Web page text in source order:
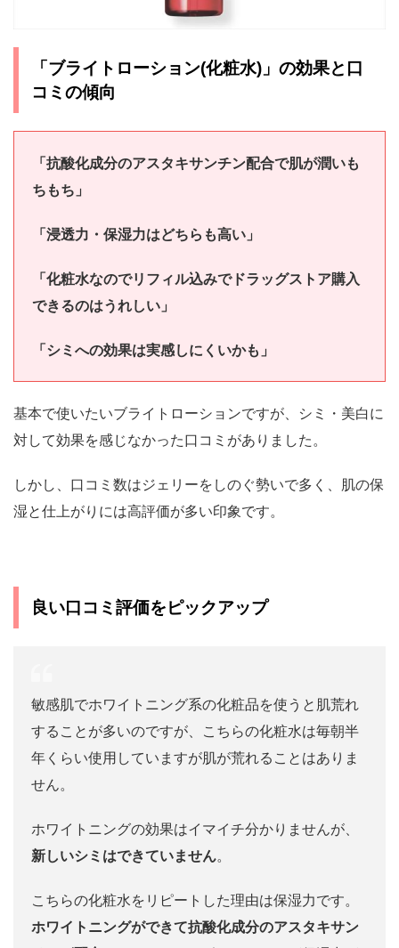
「ブライトローション(化粧水)」の効果と口
コミの傾向
「抗酸化成分のアスタキサンチン配合で肌が潤いも
ちもち」
「浸透力・保湿力はどちらも高い」
「化粧水なのでリフィル込みでドラッグストア購入
できるのはうれしい」
「シミへの効果は実感しにくいかも」
基本で使いたいブライトローションですが、シミ・美白に
対して効果を感じなかった口コミがありました。
しかし、口コミ数はジェリーをしのぐ勢いで多く、肌の保
湿と仕上がりには高評価が多い印象です。
良い口コミ評価をピックアップ
敏感肌でホワイトニング系の化粧品を使うと肌荒れ
することが多いのですが、こちらの化粧水は毎朝半
年くらい使用していますが肌が荒れることはありま
せん。
ホワイトニングの効果はイマイチ分かりませんが、
新しいシミはできていません。
こちらの化粧水をリピートした理由は保湿力です。
ホワイトニングができて抗酸化成分のアスタキサン